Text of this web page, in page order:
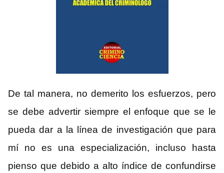
De tal manera, no demerito los esfuerzos, pero
se debe advertir siempre el enfoque que se le
pueda dar a la línea de investigación que para
mí no es una especialización, incluso hasta
pienso que debido a alto índice de confundirse